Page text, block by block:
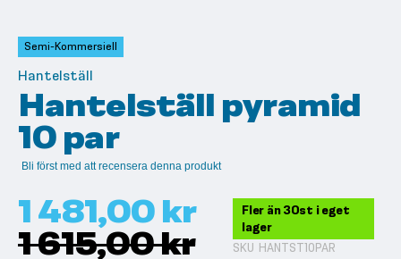
av
bildgalleriet
Semi-Kommersiell
Hantelställ
Hantelställ pyramid
10 par
Bli först med att recensera denna produkt
1 481,00 kr
1 615,00 kr
Fler än 30st i eget
lager
SKU HANTST10PAR